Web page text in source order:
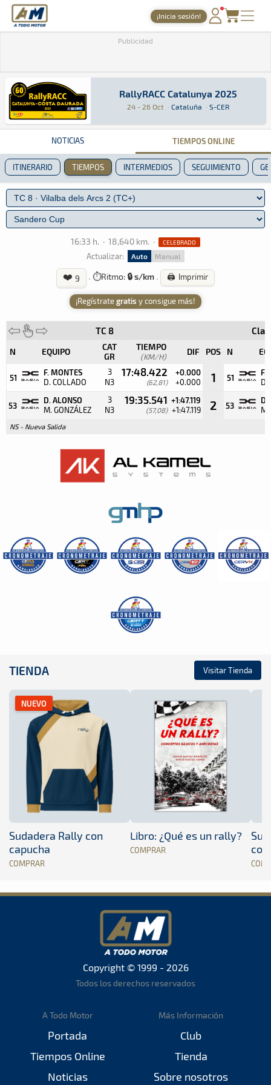
A Todo Motor · Revista del motor desde 1999
¡Inicia sesión!
NOTICIAS
AGENDA
GALERÍAS
TIENDA
ARCHIVO
Publicidad
RallyRACC Catalunya 2025
RallyRACC Catalunya 2025
24 - 26 Oct · Cataluña · S-CER
Rally · RallyRACC Catalunya 2025 · S-
CataluñaCataluña
NOTICIAS TIEMPOS ONLINE
ITINERARIO TIEMPOS INTERMEDIOS SEGUIMIENTO
16:33 h. · 18,640 km. · CELEBRADO
Actualizar: Auto Manual
❤️ 9 · ⏱️Ritmo: 🔒 s/km · 🖨️ Imprimir
¡Regístrategratis y consigue más!
TC 8
N EQUIPO
CAT
GR
TIEMPO
(KM/H) DIF POS N
51
F. MONTES
D. COLLADO
3
N3
17:48.422
(62,81)
+0.000
+0.000 1 51
F.
D.
53
D. ALONSO
M. GONZÁLEZ
3
N3
19:35.541
(57,08)
+1:47.119
+1:47.119 2 53
D.
M.
NS - Nueva Salida
TIENDA Visitar Tienda
NUEVO
Sudadera Rally con
capucha
COMPRAR
Libro: ¿Qué es un rally?
COMPRAR
Copyright © 1999 - 2026
Todos los derechos reservados
A Todo Motor
Portada
Tiempos Online
Noticias
Más Información
Club
Tienda
Sobre nosotros